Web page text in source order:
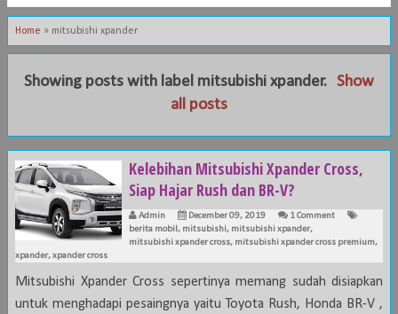
Home » mitsubishi xpander
Showing posts with label mitsubishi xpander. Show
all posts
Kelebihan Mitsubishi Xpander Cross,
Siap Hajar Rush dan BR-V?
Admin December 09, 2019
1 Comment
berita mobil , mitsubishi, mitsubishi xpander,
mitsubishi xpander cross, mitsubishi xpander cross premium,
xpander,xpander cross
Mitsubishi Xpander Cross sepertinya memang sudah disiapkan
untuk menghadapi pesaingnya yaitu Toyota Rush, Honda BR-V ,